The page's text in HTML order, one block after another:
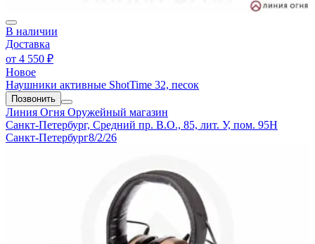
В наличии
Доставка
от 4 550 ₽
Новое
Наушники активные ShotTime 32, песок
Позвонить
Линия Огня Оружейный магазин
Санкт-Петербург, Средний пр. В.О., 85, лит. У, пом. 95Н
Санкт-Петербург8/2/26